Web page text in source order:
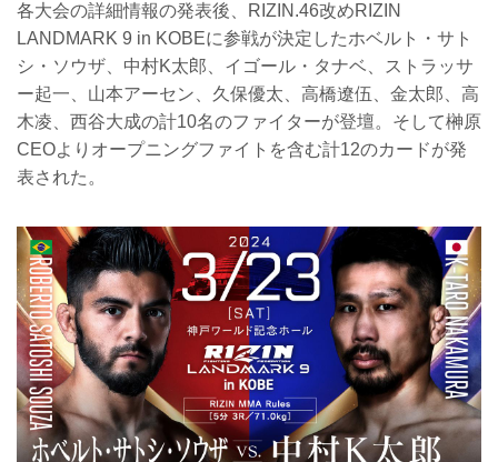
各大会の詳細情報の発表後、RIZIN.46改めRIZIN
LANDMARK 9 in KOBEに参戦が決定したホベルト・サト
シ・ソウザ、中村K太郎、イゴール・タナベ、ストラッサ
ー起一、山本アーセン、久保優太、高橋遼伍、金太郎、高
木凌、西谷大成の計10名のファイターが登壇。そして榊原
CEOよりオープニングファイトを含む計12のカードが発
表された。